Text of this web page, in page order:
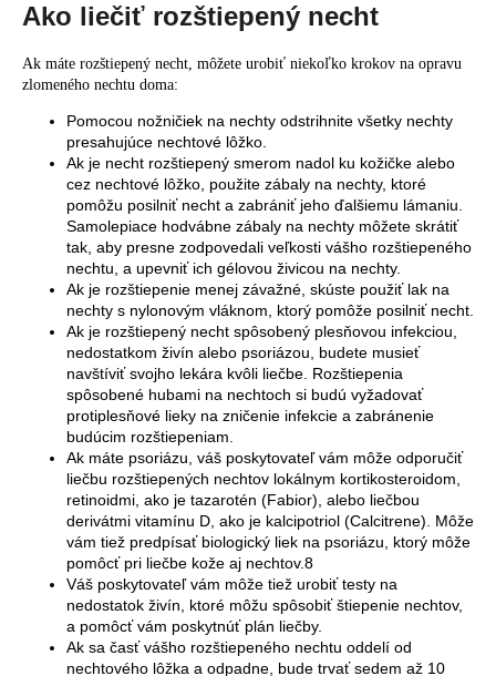
Ako liečiť rozštiepený necht
Ak máte rozštiepený necht, môžete urobiť niekoľko krokov na opravu
zlomeného nechtu doma:
Pomocou nožničiek na nechty odstrihnite všetky nechty
presahujúce nechtové lôžko.
Ak je necht rozštiepený smerom nadol ku kožičke alebo
cez nechtové lôžko, použite zábaly na nechty, ktoré
pomôžu posilniť necht a zabrániť jeho ďalšiemu lámaniu.
Samolepiace hodvábne zábaly na nechty môžete skrátiť
tak, aby presne zodpovedali veľkosti vášho rozštiepeného
nechtu, a upevniť ich gélovou živicou na nechty.
Ak je rozštiepenie menej závažné, skúste použiť lak na
nechty s nylonovým vláknom, ktorý pomôže posilniť necht.
Ak je rozštiepený necht spôsobený plesňovou infekciou,
nedostatkom živín alebo psoriázou, budete musieť
navštíviť svojho lekára kvôli liečbe. Rozštiepenia
spôsobené hubami na nechtoch si budú vyžadovať
protiplesňové lieky na zničenie infekcie a zabránenie
budúcim rozštiepeniam.
Ak máte psoriázu, váš poskytovateľ vám môže odporučiť
liečbu rozštiepených nechtov lokálnym kortikosteroidom,
retinoidmi, ako je tazarotén (Fabior), alebo liečbou
derivátmi vitamínu D, ako je kalcipotriol (Calcitrene). Môže
vám tiež predpísať biologický liek na psoriázu, ktorý môže
pomôcť pri liečbe kože aj nechtov.8
Váš poskytovateľ vám môže tiež urobiť testy na
nedostatok živín, ktoré môžu spôsobiť štiepenie nechtov,
a pomôcť vám poskytnúť plán liečby.
Ak sa časť vášho rozštiepeného nechtu oddelí od
nechtového lôžka a odpadne, bude trvať sedem až 10